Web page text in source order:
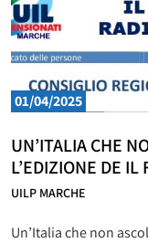
01/04/2025
UN’ITALIA CHE
L’EDIZIONE DE
UILP MARCHE
Un’Italia che non